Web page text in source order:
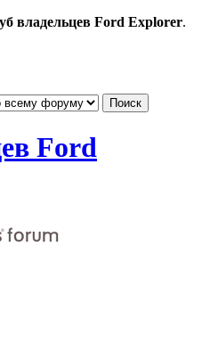
владельцев Ford Explorer.
Ford